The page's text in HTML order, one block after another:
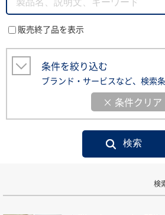
販売終了品を表示
条件を絞り込む
ブランド・サービスなど、検索
× 条件クリア
検